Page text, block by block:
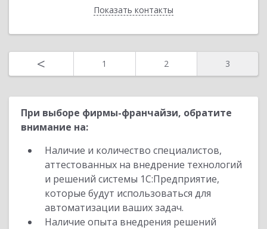
Показать контакты
Отправить заявку
Назад
< 1 2 3
При выборе фирмы-франчайзи, обратите
внимание на:
Наличие и количество специалистов,
аттестованных на внедрение технологий
и решений системы 1С:Предприятие,
которые будут использоваться для
автоматизации ваших задач.
Наличие опыта внедрения решений